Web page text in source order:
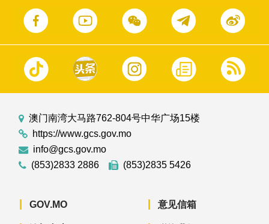
澳门南湾大马路762-804号中华广场15楼
https://www.gcs.gov.mo
info@gcs.gov.mo
(853)2833 2886
(853)2835 5426
GOV.MO 意见信箱